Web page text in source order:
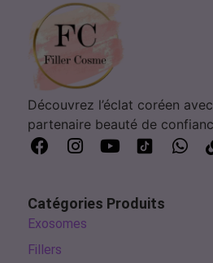
Découvrez l’éclat coréen
partenaire beauté de
Catégories Produits
Exosomes
Fillers